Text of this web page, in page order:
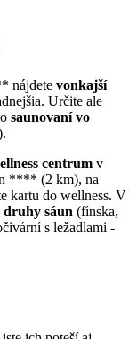
nájdete vonkajší
Určite ale
saunovaní vo
centrum v
**** (2 km), na
kartu do wellness. V
druhy sáun (fínska,
s ležadlami -